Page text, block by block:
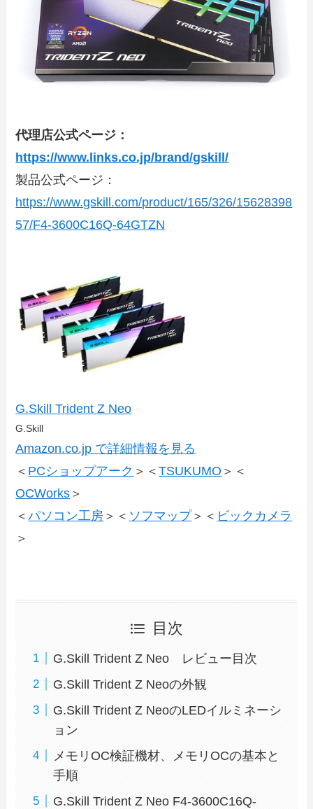
代理店公式ページ：
https://www.links.co.jp/brand/gskill/
製品公式ページ：
https://www.gskill.com/product/165/326/15628398
57/F4-3600C16Q-64GTZN
G.Skill Trident Z Neo
G.Skill
Amazon.co.jp で詳細情報を見る
＜ PCショップアーク ＞＜TSUKUMO ＞＜
OCWorks ＞
＜パソコン工房 ＞＜ ソフマップ＞＜ ビックカメラ
＞
目次
G.Skill Trident Z Neo レビュー目次
G.Skill Trident Z Neoの外観
G.Skill Trident Z NeoのLEDイルミネーシ
ョン
メモリOC検証機材、メモリOCの基本と
手順
G.Skill Trident Z Neo F4-3600C16Q-